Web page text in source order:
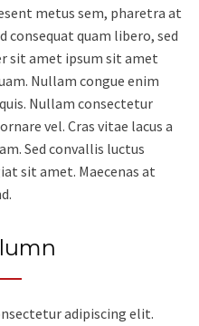
metus sem, pharetra at
consequat quam libero, sed
sit amet ipsum sit amet
Nullam congue enim
Nullam consectetur
vel. Cras vitae lacus a
Sed convallis luctus
sit amet. Maecenas at
adipiscing elit.